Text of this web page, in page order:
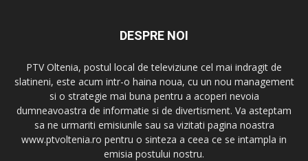
DESPRE NOI
PTV Oltenia, postul local de televiziune cel mai indragit de
slatineni, este acum intr-o haina noua, cu un nou management
si o strategie mai buna pentru a acoperi nevoia
dumneavoastra de informatie si de divertisment. Va asteptam
sa ne urmariti emisiunile sau sa vizitati pagina noastra
www.ptvoltenia.ro pentru o sinteza a ceea ce se intampla in
emisia postului nostru.